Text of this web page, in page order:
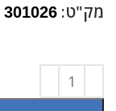
מק"ט: 301026